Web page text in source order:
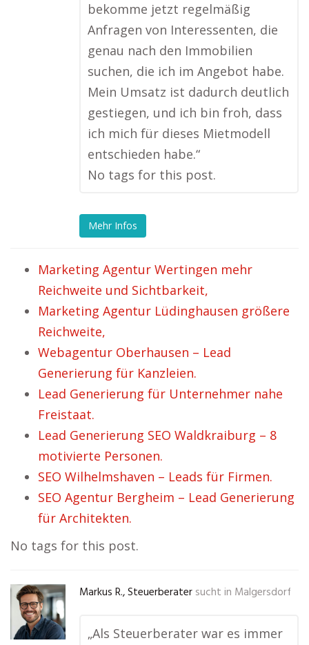
bekomme jetzt regelmäßig
Anfragen von Interessenten, die
genau nach den Immobilien
suchen, die ich im Angebot habe.
Mein Umsatz ist dadurch deutlich
gestiegen, und ich bin froh, dass
ich mich für dieses Mietmodell
entschieden habe.“
No tags for this post.
Mehr Infos
Marketing Agentur Wertingen mehr
Reichweite und Sichtbarkeit,
Marketing Agentur Lüdinghausen größere
Reichweite,
Webagentur Oberhausen – Lead
Generierung für Kanzleien.
Lead Generierung für Unternehmer nahe
Freistaat.
Lead Generierung SEO Waldkraiburg – 8
motivierte Personen.
SEO Wilhelmshaven – Leads für Firmen.
SEO Agentur Bergheim – Lead Generierung
für Architekten.
No tags for this post.
Markus R., Steuerberater sucht in Malgersdorf
„Als Steuerberater war es immer